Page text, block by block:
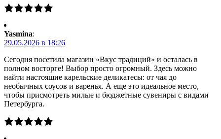
Yasmina:
29.05.2026 в 18:26
Сегодня посетила магазин «Вкус традиций» и осталась в
полном восторге! Выбор просто огромный. Здесь можно
найти настоящие карельские деликатесы: от чая до
необычных соусов и варенья. А еще это идеальное место,
чтобы присмотреть милые и бюджетные сувениры с видами
Петербурга.